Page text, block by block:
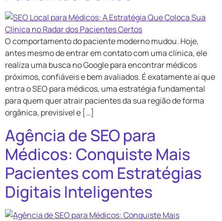
O comportamento do paciente moderno mudou. Hoje,
antes mesmo de entrar em contato com uma clínica, ele
realiza uma busca no Google para encontrar médicos
próximos, confiáveis e bem avaliados. É exatamente aí que
entra o SEO para médicos, uma estratégia fundamental
para quem quer atrair pacientes da sua região de forma
orgânica, previsível e […]
Agência de SEO para
Médicos: Conquiste Mais
Pacientes com Estratégias
Digitais Inteligentes